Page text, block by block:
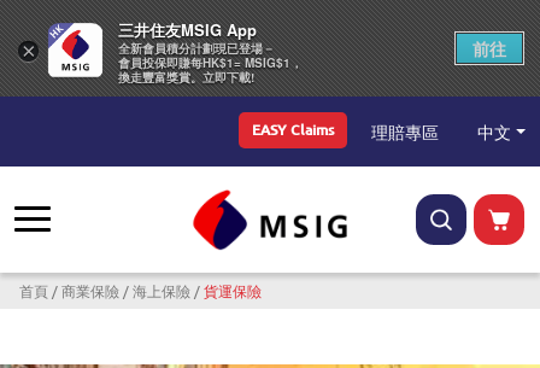
Top Menu
EASY Claims 理賠專區 中文
導航連結
首頁 商業保險 海上保險 貨運保險
×
三井住友MSIG App
全新會員積分計劃現已登場－
會員投保即賺每HK$1= MSIG$1，
換走豐富獎賞。立即下載!
前往